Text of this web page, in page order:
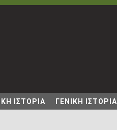
ΙΣΤΟΡΙΑ ΓΕΝΙΚΗ ΙΣΤΟΡΙΑ